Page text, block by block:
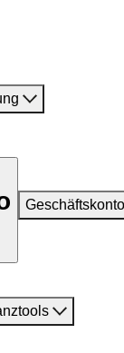
Geschäftskonto